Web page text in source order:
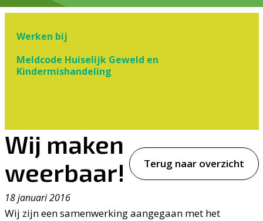
Werken bij
Meldcode Huiselijk Geweld en
Kindermishandeling
Terug naar overzicht
Wij maken
weerbaar!
18 januari 2016
Wij zijn een samenwerking aangegaan met het